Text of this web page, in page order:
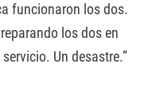
funcionaron los dos.
los dos en
Un desastre.”